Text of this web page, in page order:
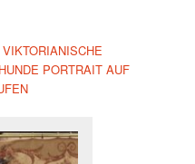
PORTRAIT AUF